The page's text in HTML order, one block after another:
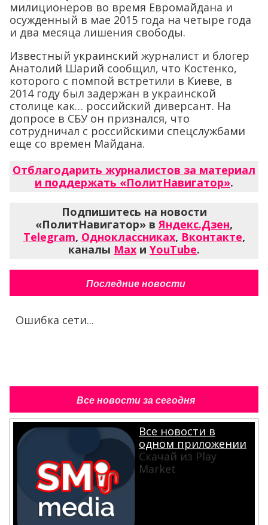
милиционеров во время Евромайдана и
осужденный в мае 2015 года на четыре года
и два месяца лишения свободы.
Известный украинский журналист и блогер
Анатолий Шарий сообщил, что Костенко,
которого с помпой встретили в Киеве, в
2014 году был задержан в украинской
столице как… российский диверсант. На
допросе в СБУ он признался, что
сотрудничал с российскими спецслужбами
еще со времен Майдана.
Отблагодарить журналистов за материал
и поддержать «ПолитНавигатор».
Подпишитесь на новости
«ПолитНавигатор» в Яндекс.Дзен,
Telegram, Одноклассниках, Вконтакте,
каналы Max и YouTube.
Последние новости
Ошибка сети...
Все новости за сегодня
Все новости в
одном приложении
Скачай из Play
Market